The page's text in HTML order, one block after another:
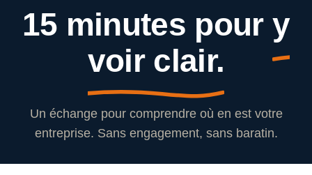
15 minutes pour y
voir clair.
Un échange pour comprendre où en est votre
entreprise. Sans engagement, sans baratin.